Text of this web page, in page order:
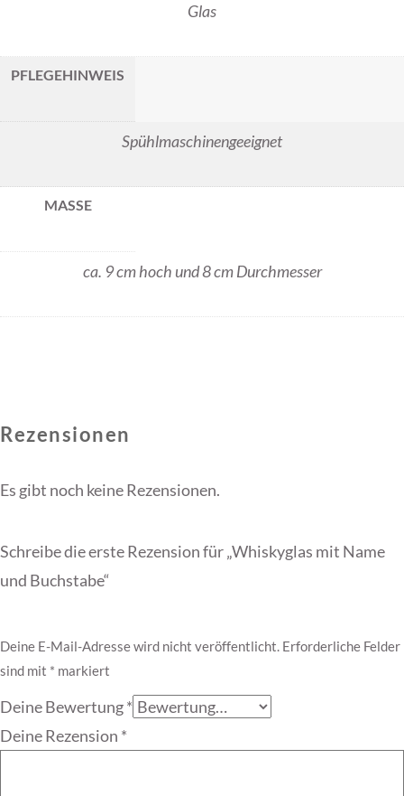
Glas
PFLEGEHINWEIS
Spühlmaschinengeeignet
MASSE
ca. 9 cm hoch und 8 cm Durchmesser
Rezensionen
Es gibt noch keine Rezensionen.
Schreibe die erste Rezension für „Whiskyglas mit Name
und Buchstabe“
Deine E-Mail-Adresse wird nicht veröffentlicht. Erforderliche Felder
sind mit * markiert
Deine Bewertung*
Deine Rezension *